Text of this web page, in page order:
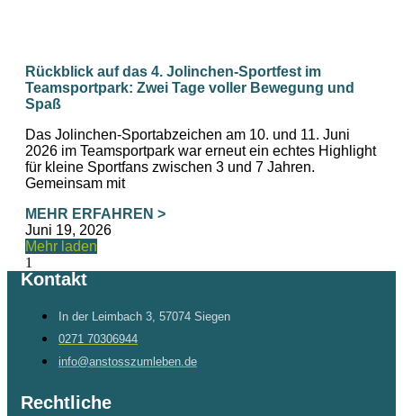
Rückblick auf das 4. Jolinchen‑Sportfest im
Teamsportpark: Zwei Tage voller Bewegung und
Spaß
Das Jolinchen-Sportabzeichen am 10. und 11. Juni
2026 im Teamsportpark war erneut ein echtes Highlight
für kleine Sportfans zwischen 3 und 7 Jahren.
Gemeinsam mit
MEHR ERFAHREN >
Juni 19, 2026
Mehr laden
Kontakt
In der Leimbach 3, 57074 Siegen
0271 70306944
info@anstosszumleben.de
Rechtliche